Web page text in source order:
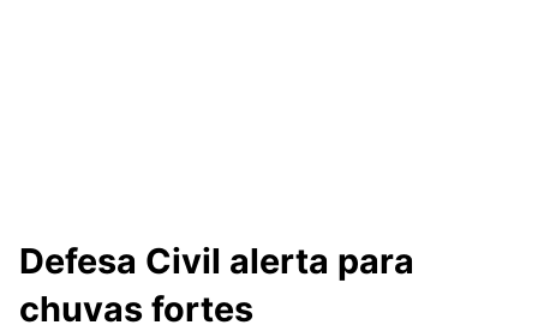
Defesa Civil alerta para
chuvas fortes